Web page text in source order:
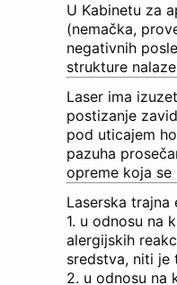
U Kabinetu za
(nemačka,
negativnih
strukture
Laser ima
postizanje
pod uticajem
pazuha
opreme koja
Laserska trajna
1. u odnosu na
alergijskih
sredstva, niti je
2. u odnosu na